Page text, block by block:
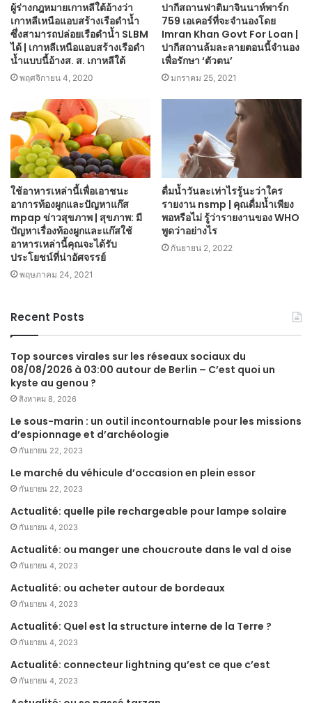
ผู้ร่างกฎหมายเกาหลีใต้อ้างว่า
เกาหลีเหนือแอบสร้างเรือดำน้ำ
ซึ่งสามารถปล่อยเรือดำน้ำ SLBM
ได้ | เกาหลีเหนือแอบสร้างเรือดำ
น้ำแบบนี้อ้างส. ส. เกาหลีใต้
พฤศจิกายน 4, 2020
ปากีสถานฟาติมาจินนาห์พาร์ก
759 เอเคอร์ที่จะจำนองโดย
Imran Khan Govt For Loan |
ปากีสถานล้มละลายตอนนี้จำนอง
เพื่อรักษา ‘ตัวตน’
มกราคม 25, 2021
ใช้อาหารเหล่านี้เพื่อเอาชนะ
อาการท้องผูกและปัญหาแก๊ส
mpap ข่าวสุขภาพ | สุขภาพ: มี
ปัญหาเรื่องท้องผูกและแก๊สใช้
อาหารเหล่านี้คุณจะได้รับ
ประโยชน์ที่น่าอัศจรรย์
พฤษภาคม 24, 2021
ดื่มน้ำวันละเท่าไรรู้นะว่าใคร
รายงาน nsmp | คุณดื่มน้ำเพียง
พอหรือไม่ รู้ว่ารายงานของ WHO
พูดว่าอย่างไร
กันยายน 2, 2022
Recent Posts
Top sources virales sur les réseaux sociaux du
08/08/2026 à 03:00 autour de Berlin – C’est quoi un
kyste au genou ?
สิงหาคม 8, 2026
Le sous-marin : un outil incontournable pour les missions
d’espionnage et d’archéologie
กันยายน 22, 2023
Le marché du véhicule d’occasion en plein essor
กันยายน 22, 2023
Actualité: quelle pile rechargeable pour lampe solaire
กันยายน 4, 2023
Actualité: ou manger une choucroute dans le val d oise
กันยายน 4, 2023
Actualité: ou acheter autour de bordeaux
กันยายน 4, 2023
Actualité: Quel est la structure interne de la Terre ?
กันยายน 4, 2023
Actualité: connecteur lightning qu’est ce que c’est
กันยายน 4, 2023